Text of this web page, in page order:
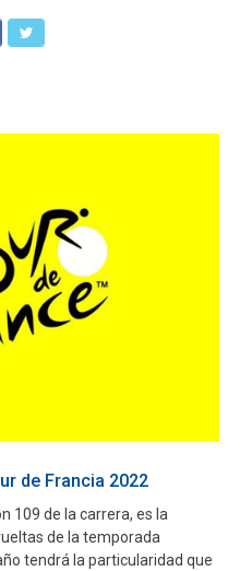
de Francia 2022
109 de la carrera, es la
de la temporada
tendrá la particularidad que